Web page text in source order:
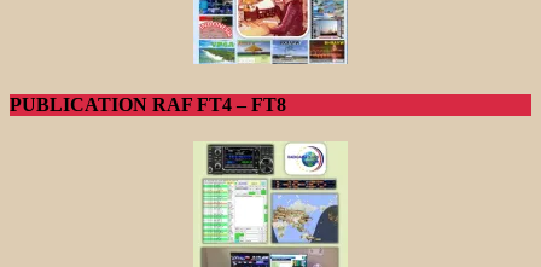
PUBLICATION RAF FT4 – FT8